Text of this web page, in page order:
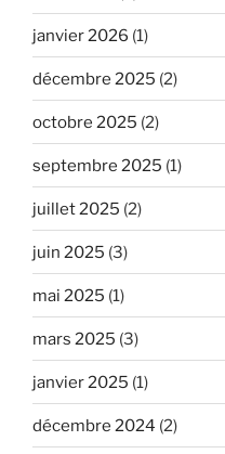
janvier 2026 (1)
décembre 2025 (2)
octobre 2025 (2)
septembre 2025 (1)
juillet 2025 (2)
juin 2025 (3)
mai 2025 (1)
mars 2025 (3)
janvier 2025 (1)
décembre 2024 (2)